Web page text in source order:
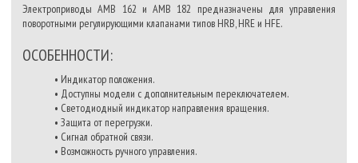
Электроприводы AMB 162 и AMB 182 предназначены для управления
поворотными регулирующими клапанами типов HRB, HRE и HFE.
ОСОБЕННОСТИ:
• Индикатор положения.
• Доступны модели с дополнительным переключателем.
• Светодиодный индикатор направления вращения.
• Защита от перегрузки.
• Сигнал обратной связи.
• Возможность ручного управления.